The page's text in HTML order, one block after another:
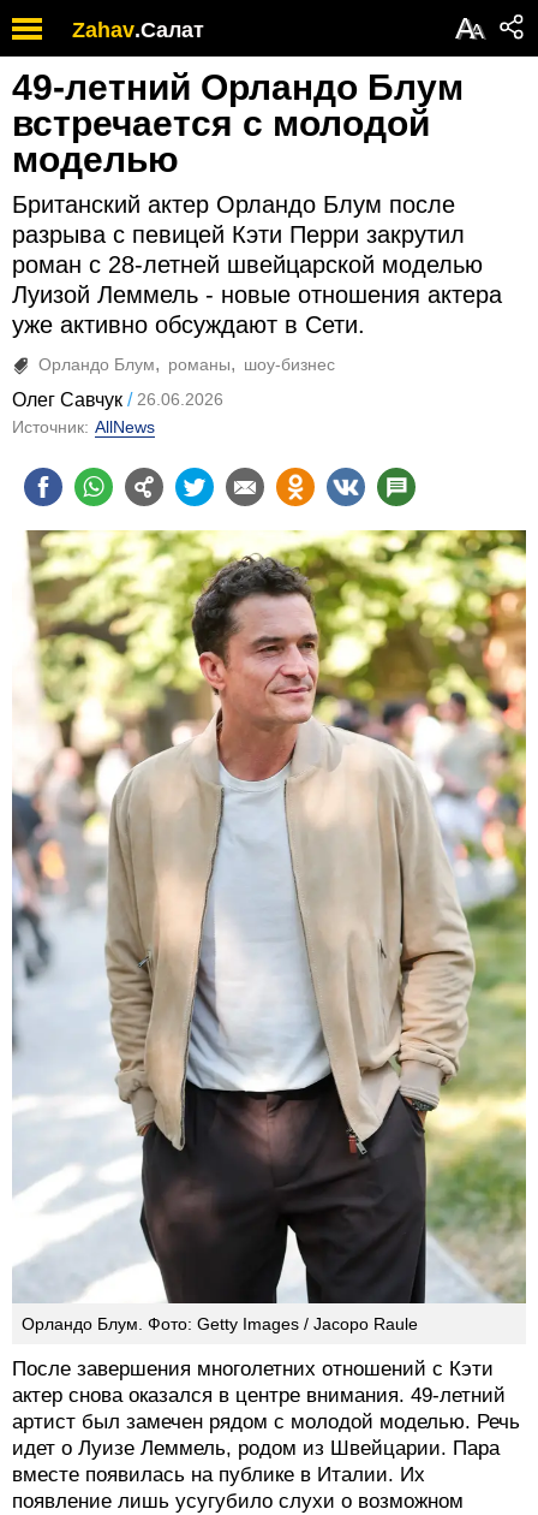
Zahav.Салат АА
49-летний Орландо Блум
встречается с молодой
моделью
Британский актер Орландо Блум после
разрыва с певицей Кэти Перри закрутил
роман с 28-летней швейцарской моделью
Луизой Леммель - новые отношения актера
уже активно обсуждают в Сети.
Орландо Блум романы шоу-бизнес
Олег Савчук
26.06.2026
Источник: AllNews
Орландо Блум. Фото: Getty Images / Jacopo Raule
После завершения многолетних отношений с Кэти
актер снова оказался в центре внимания. 49-летний
артист был замечен рядом с молодой моделью. Речь
идет о Луизе Леммель, родом из Швейцарии. Пара
вместе появилась на публике в Италии. Их
появление лишь усугубило слухи о возможном